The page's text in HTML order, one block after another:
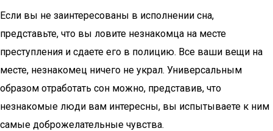
Если вы не заинтересованы в исполнении сна,
представьте, что вы ловите незнакомца на месте
преступления и сдаете его в полицию. Все ваши вещи на
месте, незнакомец ничего не украл. Универсальным
образом отработать сон можно, представив, что
незнакомые люди вам интересны, вы испытываете к ним
самые доброжелательные чувства.